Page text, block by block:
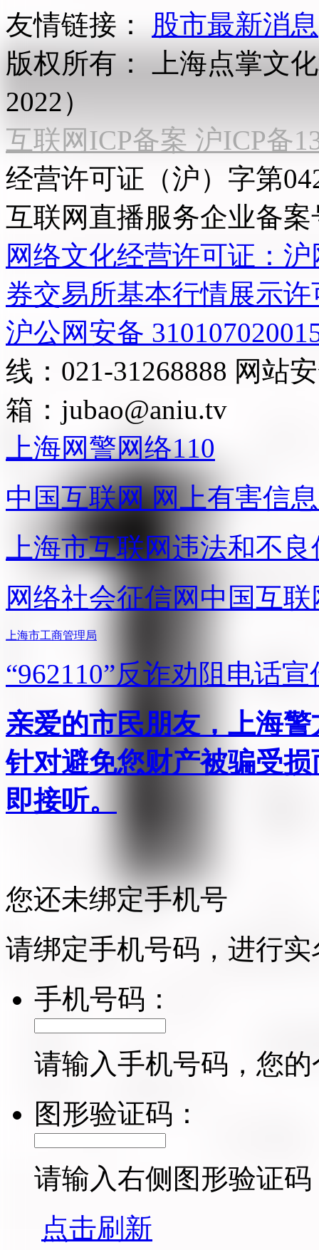
友情链接：
股市最新消息
版权所有：
上海点掌文
2022）
互联网ICP备案 沪ICP备
经营许可证（沪）字第
互联网直播服务企业备案
网络文化经营许可证：
券交易所基本行情展示许
沪公网安备
线：021-31268888 网站
箱： jubao@aniu.tv
上海网警网络110
中国互联网 网上有害信
上海市互联网违法和不
网络社会征信网 中国互
上海市工商管理局
“962110”反诈劝阻电话宣
亲爱的市民朋友，上海
针对避免您财产被骗受
即接听。
您还未绑定手机号
请绑定手机号码，进行
手机号码：
请输入手机号码，您
图形验证码：
请输入右侧图形验证码
点击刷新